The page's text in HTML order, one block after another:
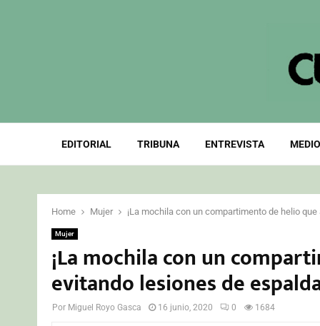
EDITORIAL TRIBUNA ENTREVISTA
Home Mujer ¡La mochila con un compartimento de helio
Mujer
¡La mochila con un
evitando lesiones de
Por Miguel Royo Gasca 16 junio, 2020 0 1684